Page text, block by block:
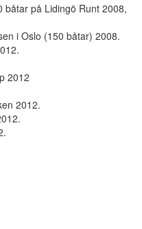
båtar på Lidingö Runt 2008,
i Oslo (150 båtar) 2008.
2012
2012.